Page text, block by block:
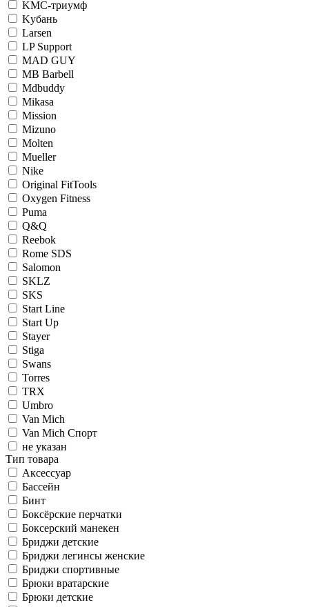
KМС-триумф
Kубань
Larsen
LP Support
MAD GUY
MB Barbell
Mdbuddy
Mikasa
Mission
Mizuno
Molten
Mueller
Nike
Original FitTools
Oxygen Fitness
Puma
Q&Q
Reebok
Rome SDS
Salomon
SKLZ
SKS
Start Line
Start Up
Stayer
Stiga
Swans
Torres
TRX
Umbro
Van Mich
Van Mich Спорт
не указан
Тип товара
Аксессуар
Бассейн
Бинт
Боксёрские перчатки
Боксерский манекен
Бриджи детские
Бриджи легинсы женские
Бриджи спортивные
Брюки вратарские
Брюки детские